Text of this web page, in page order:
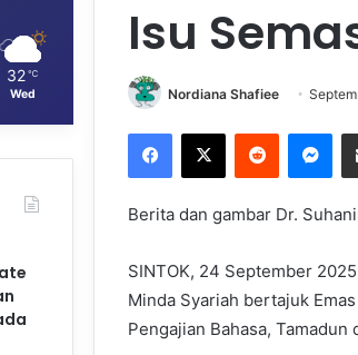
Isu
Nordiana Shafiee
Berita dan gambar Dr.
SINTOK, 24 September
Minda Syariah bertajuk
Pengajian Bahasa, Tamadun
32 ℃
Wed